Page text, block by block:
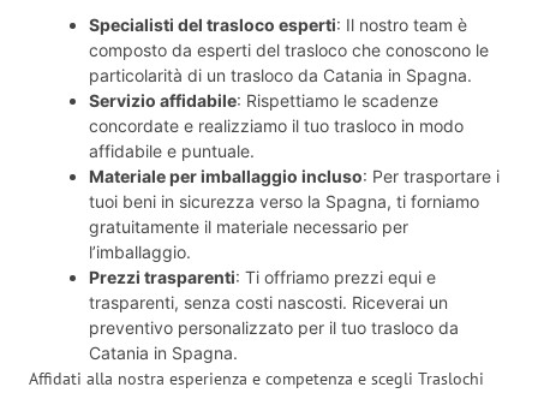
Specialisti del trasloco esperti: Il nostro team è
composto da esperti del trasloco che conoscono le
particolarità di un trasloco da Catania in Spagna.
Servizio affidabile: Rispettiamo le scadenze
concordate e realizziamo il tuo trasloco in modo
affidabile e puntuale.
Materiale per imballaggio incluso: Per trasportare i
tuoi beni in sicurezza verso la Spagna, ti forniamo
gratuitamente il materiale necessario per
l’imballaggio.
Prezzi trasparenti: Ti offriamo prezzi equi e
trasparenti, senza costi nascosti. Riceverai un
preventivo personalizzato per il tuo trasloco da
Catania in Spagna.
Affidati alla nostra esperienza e competenza e scegli Traslochi